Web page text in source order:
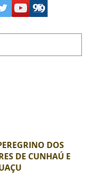
DOS
DE CUNHAÚ E